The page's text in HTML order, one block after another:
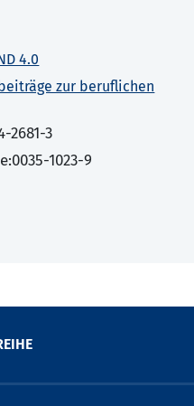
4.0
zur beruflichen
2681-3
1023-9